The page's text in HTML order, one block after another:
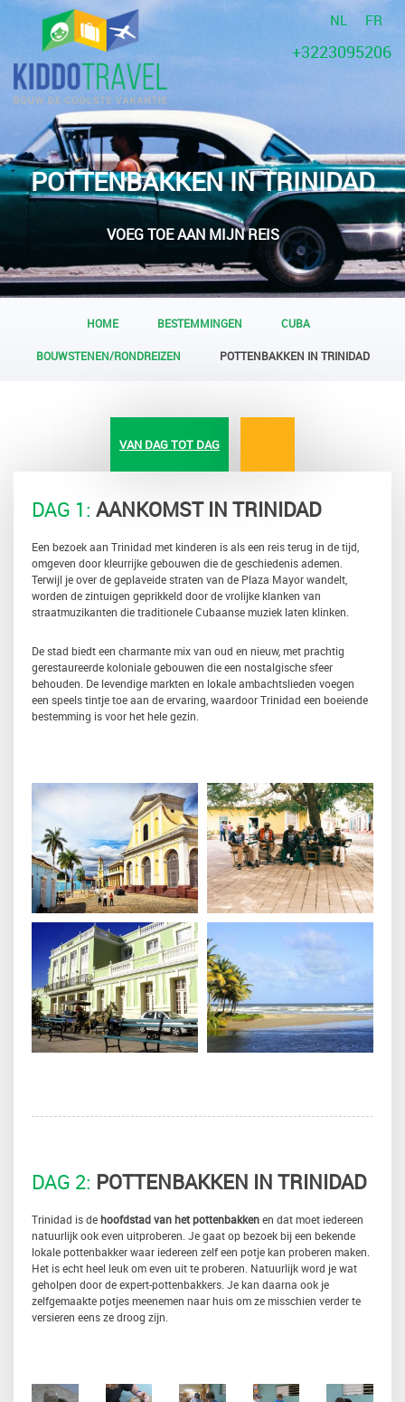
NL FR
+3223095206
POTTENBAKKEN IN TRINIDAD
VOEG TOE AAN MIJN REIS
HOME BESTEMMINGEN CUBA
BOUWSTENEN/RONDREIZEN POTTENBAKKEN IN TRINIDAD
VAN DAG TOT DAG
DAG 1: AANKOMST IN TRINIDAD
Een bezoek aan Trinidad met kinderen is als een reis terug in de tijd,
omgeven door kleurrijke gebouwen die de geschiedenis ademen.
Terwijl je over de geplaveide straten van de Plaza Mayor wandelt,
worden de zintuigen geprikkeld door de vrolijke klanken van
straatmuzikanten die traditionele Cubaanse muziek laten klinken.
De stad biedt een charmante mix van oud en nieuw, met prachtig
gerestaureerde koloniale gebouwen die een nostalgische sfeer
behouden. De levendige markten en lokale ambachtslieden voegen
een speels tintje toe aan de ervaring, waardoor Trinidad een boeiende
bestemming is voor het hele gezin.
DAG 2: POTTENBAKKEN IN TRINIDAD
Trinidad is dehoofdstad van het pottenbakkenen dat moet iedereen
natuurlijk ook even uitproberen. Je gaat op bezoek bij een bekende
lokale pottenbakker waar iedereen zelf een potje kan proberen maken.
Het is echt heel leuk om even uit te proberen. Natuurlijk word je wat
geholpen door de expert-pottenbakkers. Je kan daarna ook je
zelfgemaakte potjes meenemen naar huis om ze misschien verder te
versieren eens ze droog zijn.